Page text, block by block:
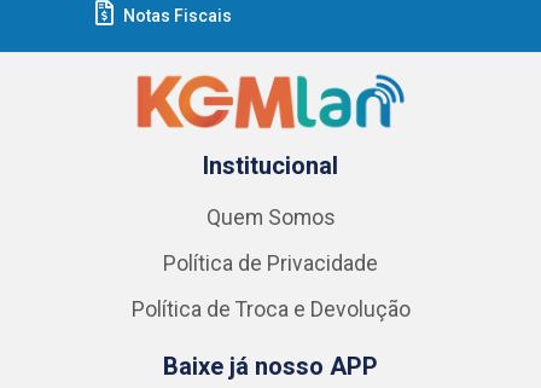
Notas Fiscais
Institucional
Quem Somos
Política de Privacidade
Política de Troca e Devolução
Baixe já nosso APP